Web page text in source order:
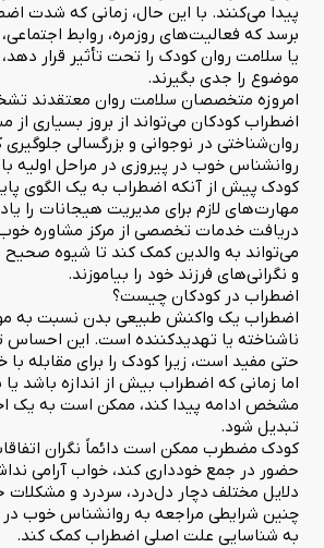
پیدا می‌کنند. با این حال، زمانی که شدت
برسد که فعالیت‌های روزمره، روابط
یا سلامت روان کودک را تحت تأثیر قرار
موضوع را جدی بگیرند.
امروزه متخصصان سلامت روان معتقدند
اضطراب کودکان می‌تواند از بروز بسیاری از
روان‌شناختی در نوجوانی و بزرگسالی
روانشناس خوب در پیروزی در مراحل اولیه
کودک پیش از آنکه اضطراب به یک الگوی
مهارت‌های لازم برای مدیریت هیجانات را
دریافت خدمات تخصصی از مرکز مشاوره
می‌تواند به والدین کمک کند تا شیوه صحیح
و نگرانی‌های فرزند خود را بیاموزند.
اضطراب در کودکان چیست؟
اضطراب یک واکنش طبیعی بدن نسبت به
ناشناخته یا تهدیدکننده است. این
حتی مفید است، زیرا کودک را برای مقابله
اما زمانی که اضطراب بیش از اندازه باشد
مشخص ادامه پیدا کند، ممکن است به یک
تبدیل شود.
کودک مضطرب ممکن است دائماً نگران
حضور در جمع خودداری کند، خواب آرامی
دلایل مختلف دچار دل‌درد، سردرد و
چنین شرایطی مراجعه به روانشناس خوب در
به شناسایی علت اصلی اضطراب کمک کند.